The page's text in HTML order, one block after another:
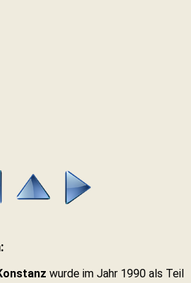
wurde im Jahr 1990 als Teil